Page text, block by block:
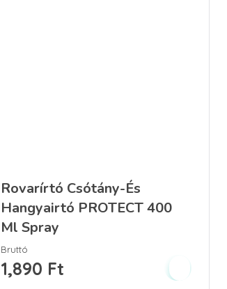
Rovarírtó Csótány-És
Hangyairtó PROTECT 400
Ml Spray
1,890 Ft
Bruttó